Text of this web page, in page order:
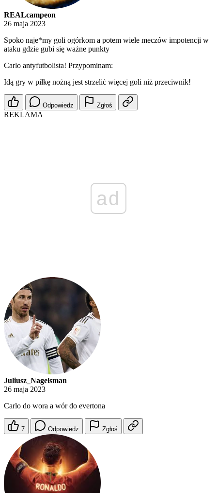
REALcampeon
26 maja 2023
Spoko naje*my goli ogórkom a potem wiele meczów impotencji w
ataku gdzie gubi się ważne punkty
Carlo antyfutbolista! Przypominam:
Idą gry w piłkę nożną jest strzelić więcej goli niż przeciwnik!
Odpowiedz Zgłoś
REKLAMA
ad
Juliusz_Nagelsman
26 maja 2023
Carlo do wora a wór do evertona
7 Odpowiedz Zgłoś